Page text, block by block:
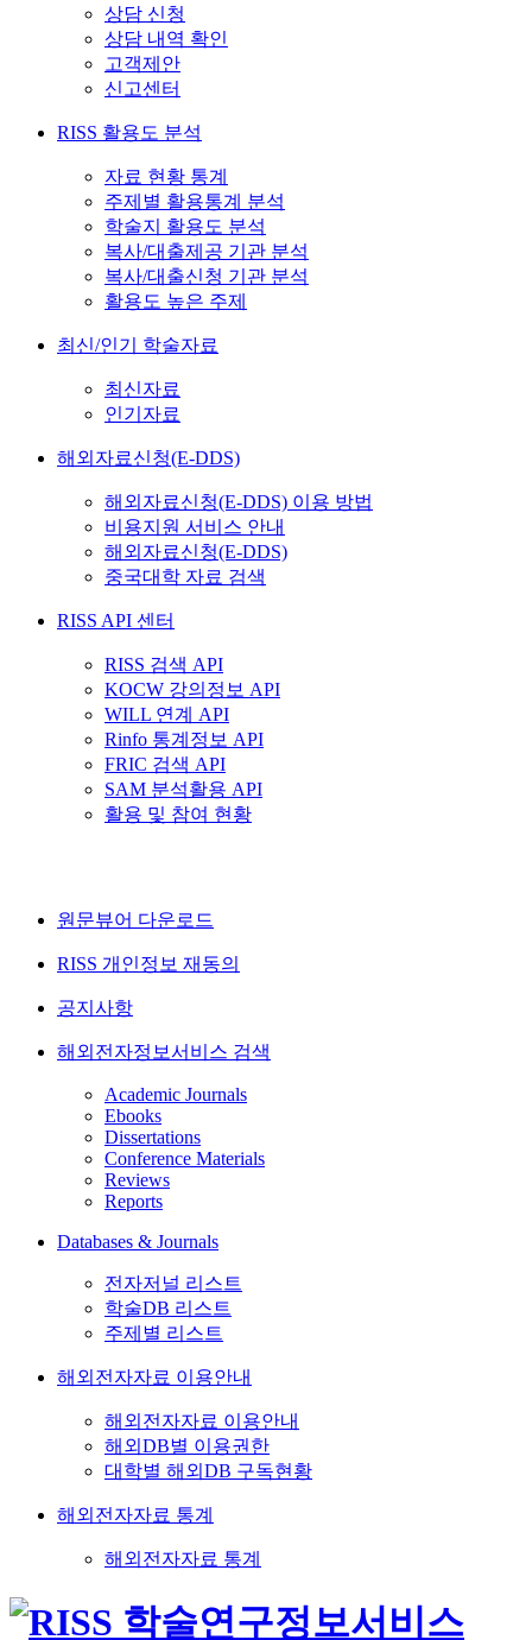
상담 신청
상담 내역 확인
고객제안
신고센터
RISS 활용도 분석
자료 현황 통계
주제별 활용통계 분석
학술지 활용도 분석
복사/대출제공 기관 분석
복사/대출신청 기관 분석
활용도 높은 주제
최신/인기 학술자료
최신자료
인기자료
해외자료신청(E-DDS)
해외자료신청(E-DDS) 이용 방법
비용지원 서비스 안내
해외자료신청(E-DDS)
중국대학 자료 검색
RISS API 센터
RISS 검색 API
KOCW 강의정보 API
WILL 연계 API
Rinfo 통계정보 API
FRIC 검색 API
SAM 분석활용 API
활용 및 참여 현황
원문뷰어 다운로드
RISS 개인정보 재동의
공지사항
해외전자정보서비스 검색
Academic Journals
Ebooks
Dissertations
Conference Materials
Reviews
Reports
Databases & Journals
전자저널 리스트
학술DB 리스트
주제별 리스트
해외전자자료 이용안내
해외전자자료 이용안내
해외DB별 이용권한
대학별 해외DB 구독현황
해외전자자료 통계
해외전자자료 통계